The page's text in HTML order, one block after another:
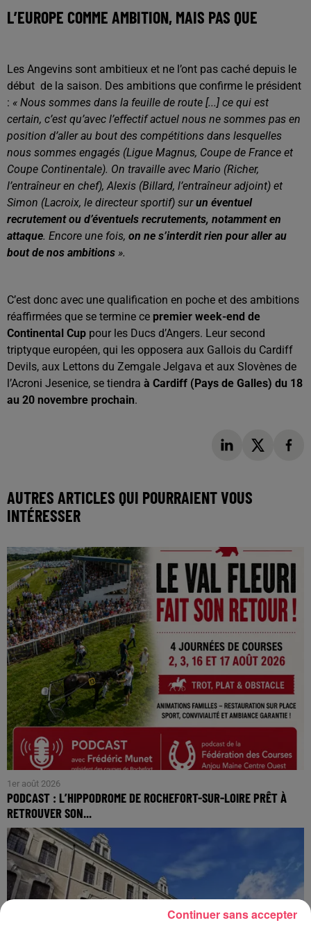
L’EUROPE COMME AMBITION, MAIS PAS QUE
Les Angevins sont ambitieux et ne l’ont pas caché depuis le
début de la saison. Des ambitions que confirme le président
: « Nous sommes dans la feuille de route [...] ce qui est
certain, c’est qu’avec l’effectif actuel nous ne sommes pas en
position d’aller au bout des compétitions dans lesquelles
nous sommes engagés (Ligue Magnus, Coupe de France et
Coupe Continentale). On travaille avec Mario (Richer,
l’entraîneur en chef), Alexis (Billard, l’entraîneur adjoint) et
Simon (Lacroix, le directeur sportif) surun éventuel
recrutement ou d’éventuels recrutements, notamment en
attaque. Encore une fois, on ne s’interdit rien pour aller au
bout de nos ambitions ».
C’est donc avec une qualification en poche et des ambitions
réaffirmées que se termine ce premier week-end de
Continental Cup pour les Ducs d’Angers. Leur second
triptyque européen, qui les opposera aux Gallois du Cardiff
Devils, aux Lettons du Zemgale Jelgava et aux Slovènes de
l’Acroni Jesenice, se tiendra à Cardiff (Pays de Galles) du 18
au 20 novembre prochain.
AUTRES ARTICLES QUI POURRAIENT VOUS
INTÉRESSER
1er août 2026
PODCAST : L’HIPPODROME DE ROCHEFORT-SUR-LOIRE PRÊT À
RETROUVER SON...
Continuer sans accepter